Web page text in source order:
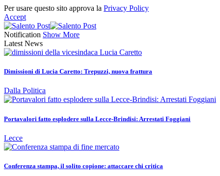
Per usare questo sito approva la Privacy Policy
Accept
Notification Show More
Latest News
Dimissioni di Lucia Caretto: Trepuzzi, nuova frattura
Dalla Politica
Portavalori fatto esplodere sulla Lecce-Brindisi: Arrestati Foggiani
Lecce
Conferenza stampa, il solito copione: attaccare chi critica